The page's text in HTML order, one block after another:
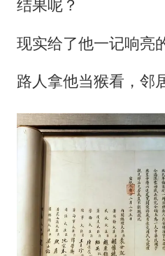
结果呢？
现实给了他一记响亮
路人拿他当猴看，邻